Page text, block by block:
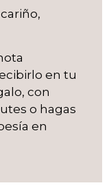
en tu
con
o hagas
en